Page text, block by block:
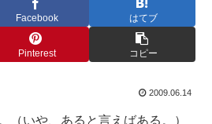
Facebook はてブ
Pinterest コピー
2009.06.14
（いや、あると言えばある。）